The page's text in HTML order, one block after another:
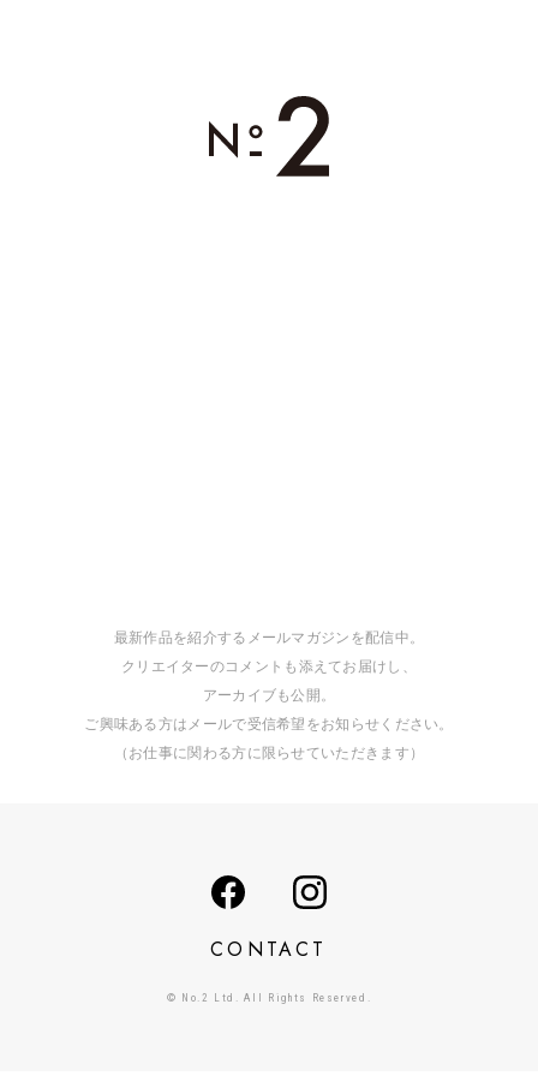
最新作品を紹介するメールマガジンを配信中。
クリエイターのコメントも添えてお届けし、
アーカイブも公開。
ご興味ある方はメールで受信希望をお知らせください。
（お仕事に関わる方に限らせていただきます）
CONTACT
© No.2 Ltd. All Rights Reserved.